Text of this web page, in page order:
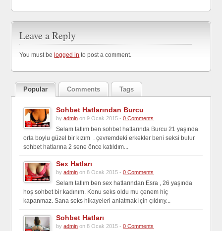
Leave a Reply
You must be logged in to post a comment.
Popular Comments Tags
Sohbet Hatlarından Burcu
byadmin on 9 Ocak 2015 -0 Comments
Selam tatlım ben sohbet hatlarında Burcu 21 yaşında
orta boylu güzel bir kızım . çevremdeki erkekler beni seksi bulur
sohbet hatlarına 2 sene önce katıldım...
Sex Hatları
byadmin on 8 Ocak 2015 -0 Comments
Selam tatlım ben sex hatlarından Esra , 26 yaşında
hoş sohbet bir kadınım. Konu seks oldu mu çenem hiç
kapanmaz. Sana seks hikayeleri anlatmak için çıldırıy...
Sohbet Hatları
byadmin on 8 Ocak 2015 -0 Comments